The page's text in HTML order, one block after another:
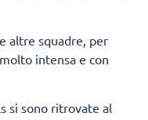
altre squadre, per
intensa e con
si sono ritrovate al